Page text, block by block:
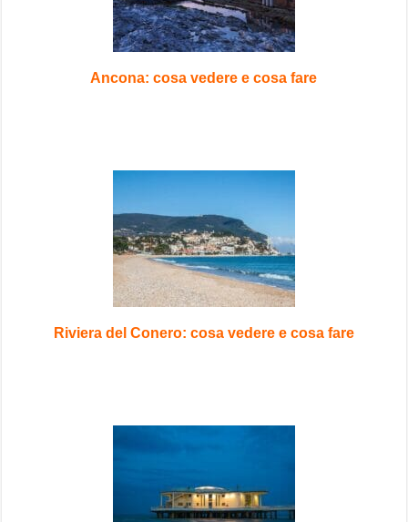
Ancona: cosa vedere e cosa fare
Riviera del Conero: cosa vedere e cosa fare